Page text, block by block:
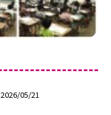
2026/05/21